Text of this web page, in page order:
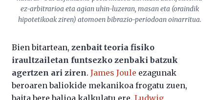
ez-arbitrarioa eta agian uhin-luzeran, masan eta (oraindik
hipotetikoak ziren) atomoen bibrazio-periodoan oinarritua.
Bien bitartean, zenbait teoria fisiko
iraultzailetan funtsezko zenbaki batzuk
agertzen ari ziren. James Joule ezagunak
beroaren baliokide mekanikoa frogatu zuen,
baita bere balioa kalkulatu ere. Ludwig